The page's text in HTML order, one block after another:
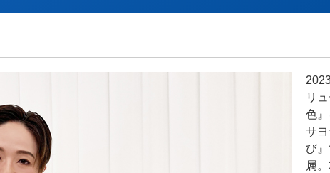
リ
色
サ
び
属